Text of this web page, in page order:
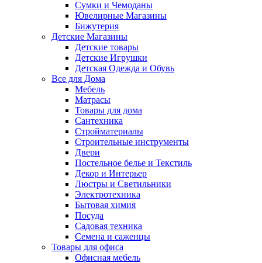
Сумки и Чемоданы
Ювелирные Магазины
Бижутерия
Детские Магазины
Детские товары
Детские Игрушки
Детская Одежда и Обувь
Все для Дома
Мебель
Матрасы
Товары для дома
Сантехника
Стройматериалы
Строительные инструменты
Двери
Постельное белье и Текстиль
Декор и Интерьер
Люстры и Светильники
Электротехника
Бытовая химия
Посуда
Садовая техника
Семена и саженцы
Товары для офиса
Офисная мебель